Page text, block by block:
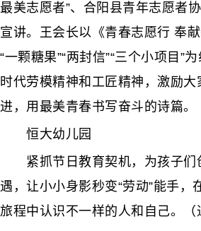
最美志愿者”、合阳县青年志愿者
宣讲。王会长以《青春志愿行 奉
“一颗糖果”“两封信”“三个小项目”
时代劳模精神和工匠精神，激励
进，用最美青春书写奋斗的诗篇。
恒大幼儿园
紧抓节日教育契机，为孩子们
遇，让小小身影秒变“劳动”能手，
旅程中认识不一样的人和自己。（